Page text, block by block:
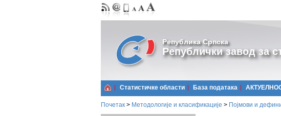
Република Српска
Републички завод за
Статистичке области Базa података
Почетак > Методологије и класификације > Појмови и